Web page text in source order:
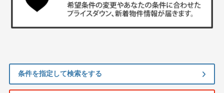
条件を指定して検索をする